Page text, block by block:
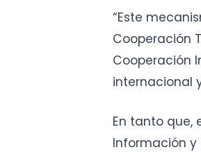
“Este
Cooperación
Cooperación
internacional
En tanto que,
Información y